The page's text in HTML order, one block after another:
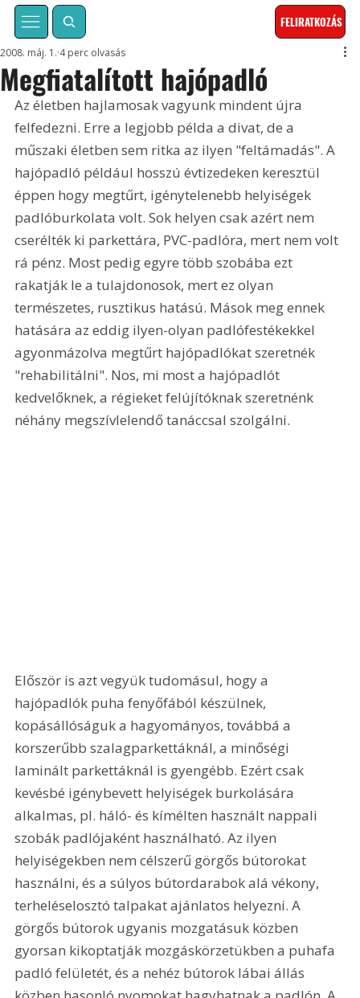
FELIRATKOZÁS
Megfiatalított hajópadló
2008. máj. 1. 4 perc olvasás
Az életben hajlamosak vagyunk mindent újra
felfedezni. Erre a legjobb példa a divat, de a
műszaki életben sem ritka az ilyen "feltámadás". A
hajópadló például hosszú évtizedeken keresztül
éppen hogy megtűrt, igénytelenebb helyiségek
padlóburkolata volt. Sok helyen csak azért nem
cserélték ki parkettára, PVC-padlóra, mert nem volt
rá pénz. Most pedig egyre több szobába ezt
rakatják le a tulajdonosok, mert ez olyan
természetes, rusztikus hatású. Mások meg ennek
hatására az eddig ilyen-olyan padlófestékekkel
agyonmázolva megtűrt hajópadlókat szeretnék
"rehabilitálni". Nos, mi most a hajópadlót
kedvelőknek, a régieket felújítóknak szeretnénk
néhány megszívlelendő tanáccsal szolgálni.
Először is azt vegyük tudomásul, hogy a
hajópadlók puha fenyőfából készülnek,
kopásállóságuk a hagyományos, továbbá a
korszerűbb szalagparkettáknál, a minőségi
laminált parkettáknál is gyengébb. Ezért csak
kevésbé igénybevett helyiségek burkolására
alkalmas, pl. háló- és kímélten használt nappali
szobák padlójaként használható. Az ilyen
helyiségekben nem célszerű görgős bútorokat
használni, és a súlyos bútordarabok alá vékony,
terheléselosztó talpakat ajánlatos helyezni. A
görgős bútorok ugyanis mozgatásuk közben
gyorsan kikoptatják mozgáskörzetükben a puhafa
padló felületét, és a nehéz bútorok lábai állás